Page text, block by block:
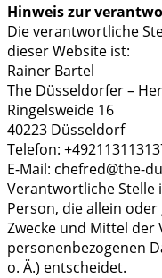
Hinweis zur
Die verantwortliche
dieser Website ist:
Rainer Bartel
The Düsseldorfer –
Ringelsweide 16
40223 Düsseldorf
Telefon:
E-Mail: chefred@the-
Verantwortliche
Person, die allein
Zwecke und Mittel der
personenbezogenen
o. Ä.) entscheidet.